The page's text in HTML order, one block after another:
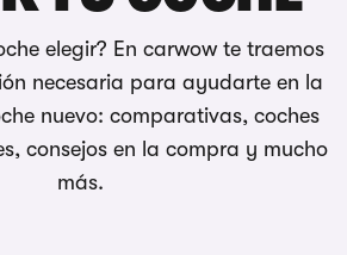
elegir? En carwow te traemos
necesaria para ayudarte en la
nuevo: comparativas, coches
consejos en la compra y mucho
más.